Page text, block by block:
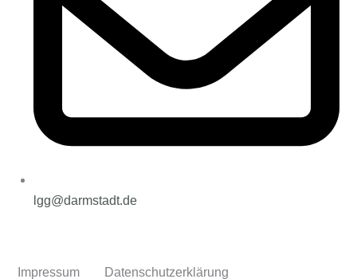
lgg@darmstadt.de
Impressum Datenschutzerklärung